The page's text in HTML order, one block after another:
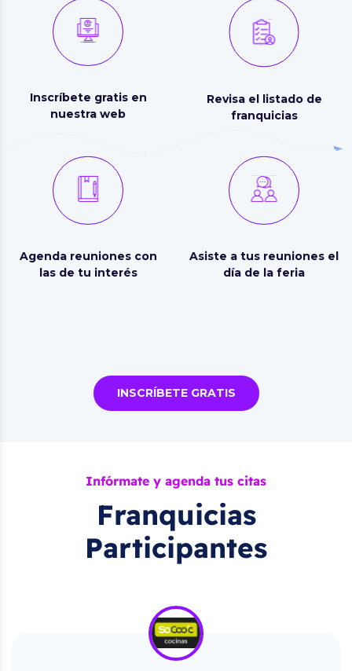
Inscríbete gratis en
nuestra web
Revisa el listado de
franquicias
Agenda reuniones con
las de tu interés
Asiste a tus reuniones el
día de la feria
INSCRÍBETE GRATIS
Infórmate y agenda tus citas
Franquicias
Participantes